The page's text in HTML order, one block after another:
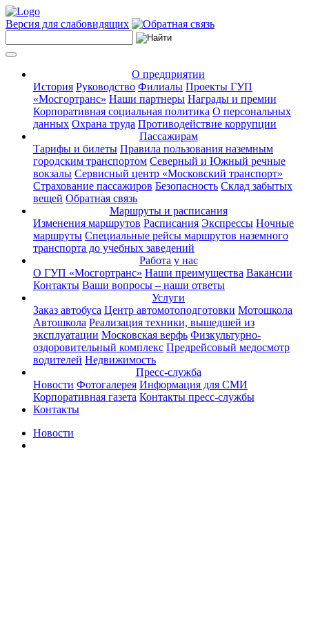
Версия для слабовидящих
О предприятии
История Руководство Филиалы Проекты ГУП
«Мосгортранс» Наши партнеры Награды и премии
Корпоративная социальная политика О персональных
данных Охрана труда Противодействие коррупции
Пассажирам
Тарифы и билеты Правила пользования наземным
городским транспортом Северный и Южный речные
вокзалы Сервисный центр «Московский транспорт»
Страхование пассажиров Безопасность Склад забытых
вещей Обратная связь
Маршруты и расписания
Изменения маршрутов Расписания Экспрессы Ночные
маршруты Специальные рейсы маршрутов наземного
транспорта до учебных заведений
Работа у нас
О ГУП «Мосгортранс» Наши преимущества Вакансии
Контакты Ваши вопросы – наши ответы
Услуги
Заказ автобуса Центр автомотоподготовки Мотошкола
Автошкола Реализация техники, вышедшей из
эксплуатации Московская верфь Физкультурно-
оздоровительный комплекс Предрейсовый медосмотр
водителей Недвижимость
Пресс-служба
Новости Фотогалерея Информация для СМИ
Корпоративная газета Контакты пресс-службы
Контакты
Новости